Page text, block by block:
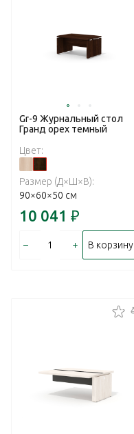
Gr-9 Журнальный стол
Гранд орех темный
Цвет:
Размер (Д×Ш×В):
90×60×50 см
10 041 ₽
– + В корзину